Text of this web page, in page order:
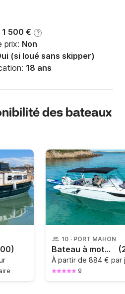
1 500 € ?
prix: Non
(si loué sans skipper)
18 ans
des bateaux
10 · PORT MAHON
Bateau à moteur Beneteau Flyer 8 300cv
À partir de 884 € par
9